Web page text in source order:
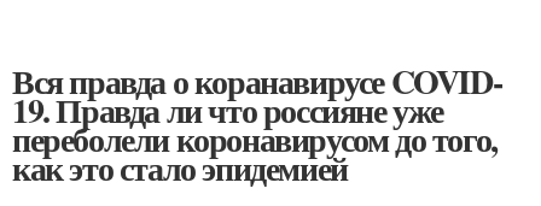
Вся правда о коранавирусе COVID-
19. Правда ли что россияне уже
переболели коронавирусом до того,
как это стало эпидемией